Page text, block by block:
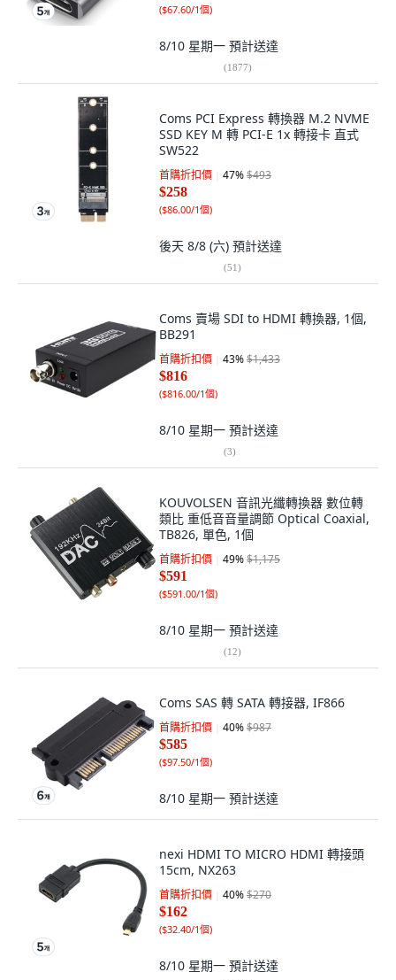
($67.60/1個)
8/10 星期一 預計送達
(1877)
Coms PCI Express 轉換器 M.2 NVME
SSD KEY M 轉 PCI-E 1x 轉接卡 直式
SW522
首購折扣價 47%$493
$258
($86.00/1個)
後天 8/8 (六) 預計送達
(51)
Coms 賣場 SDI to HDMI 轉換器, 1個,
BB291
首購折扣價 43%$1,433
$816
($816.00/1個)
8/10 星期一 預計送達
(3)
KOUVOLSEN 音訊光纖轉換器 數位轉
類比 重低音音量調節 Optical Coaxial,
TB826, 單色, 1個
首購折扣價 49%$1,175
$591
($591.00/1個)
8/10 星期一 預計送達
(12)
Coms SAS 轉 SATA 轉接器, IF866
首購折扣價 40%$987
$585
($97.50/1個)
8/10 星期一 預計送達
nexi HDMI TO MICRO HDMI 轉接頭
15cm, NX263
首購折扣價 40%$270
$162
($32.40/1個)
8/10 星期一 預計送達